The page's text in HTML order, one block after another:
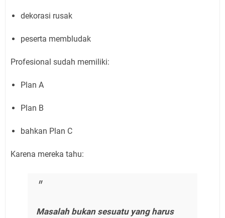
dekorasi rusak
peserta membludak
Profesional sudah memiliki:
Plan A
Plan B
bahkan Plan C
Karena mereka tahu:
Masalah bukan sesuatu yang harus